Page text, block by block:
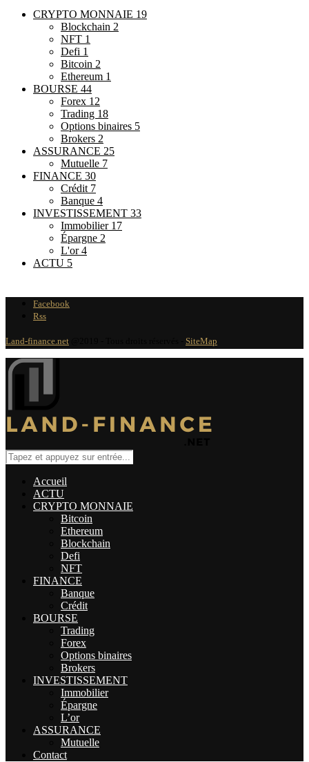
CRYPTO MONNAIE 19
Blockchain 2
NFT 1
Defi 1
Bitcoin 2
Ethereum 1
BOURSE 44
Forex 12
Trading 18
Options binaires 5
Brokers 2
ASSURANCE 25
Mutuelle 7
FINANCE 30
Crédit 7
Banque 4
INVESTISSEMENT 33
Immobilier 17
Épargne 2
L'or4
ACTU 5
Facebook
Rss
Land-finance.net SiteMap
Accueil
ACTU
CRYPTO MONNAIE
Bitcoin
Ethereum
Blockchain
Defi
NFT
FINANCE
Banque
Crédit
BOURSE
Trading
Forex
Options binaires
Brokers
INVESTISSEMENT
Immobilier
Épargne
L’or
ASSURANCE
Mutuelle
Contact